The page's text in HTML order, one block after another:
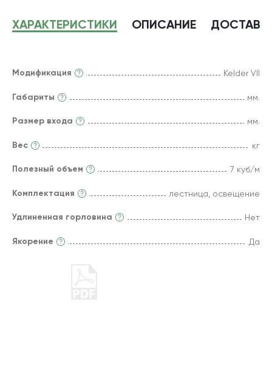
ХАРАКТЕРИСТИКИ ОПИСАНИЕ
Модификация Kelder VII
Габариты мм.
Размер входа мм.
Вес кг
Полезный объем 7 куб/м
Комплектация лестница, освещение
Удлиненная горловина Нет
Якорение Да